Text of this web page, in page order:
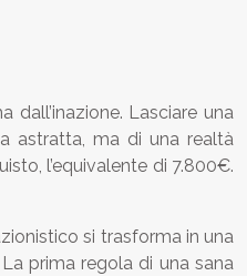
Lasciare una
astratta, ma di una realtà
l’equivalente di 7.800€.
si trasforma in una
prima regola di una sana